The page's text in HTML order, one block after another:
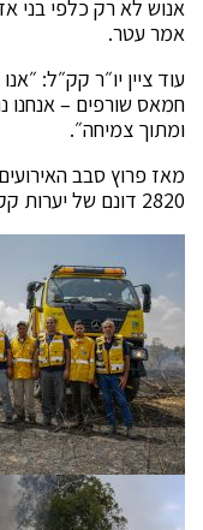
אנוש לא רק כלפי בני
אמר עטר.
עוד ציין יו״ר קק״ל:
חמאס שורפים – אנחנו
ומתוך צמיחה״.
2820 דונם של יערות קק״ל.